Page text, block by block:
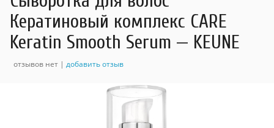
Кератиновый комплекс CARE
Keratin Smooth Serum — KEUNE
отзывов нет | добавить отзыв